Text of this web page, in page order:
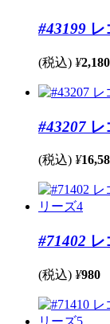
#43199
(税込) ¥2,180
#43207
(税込) ¥
#71402
(税込) ¥980